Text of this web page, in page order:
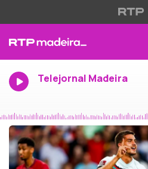
Telejornal Madeira